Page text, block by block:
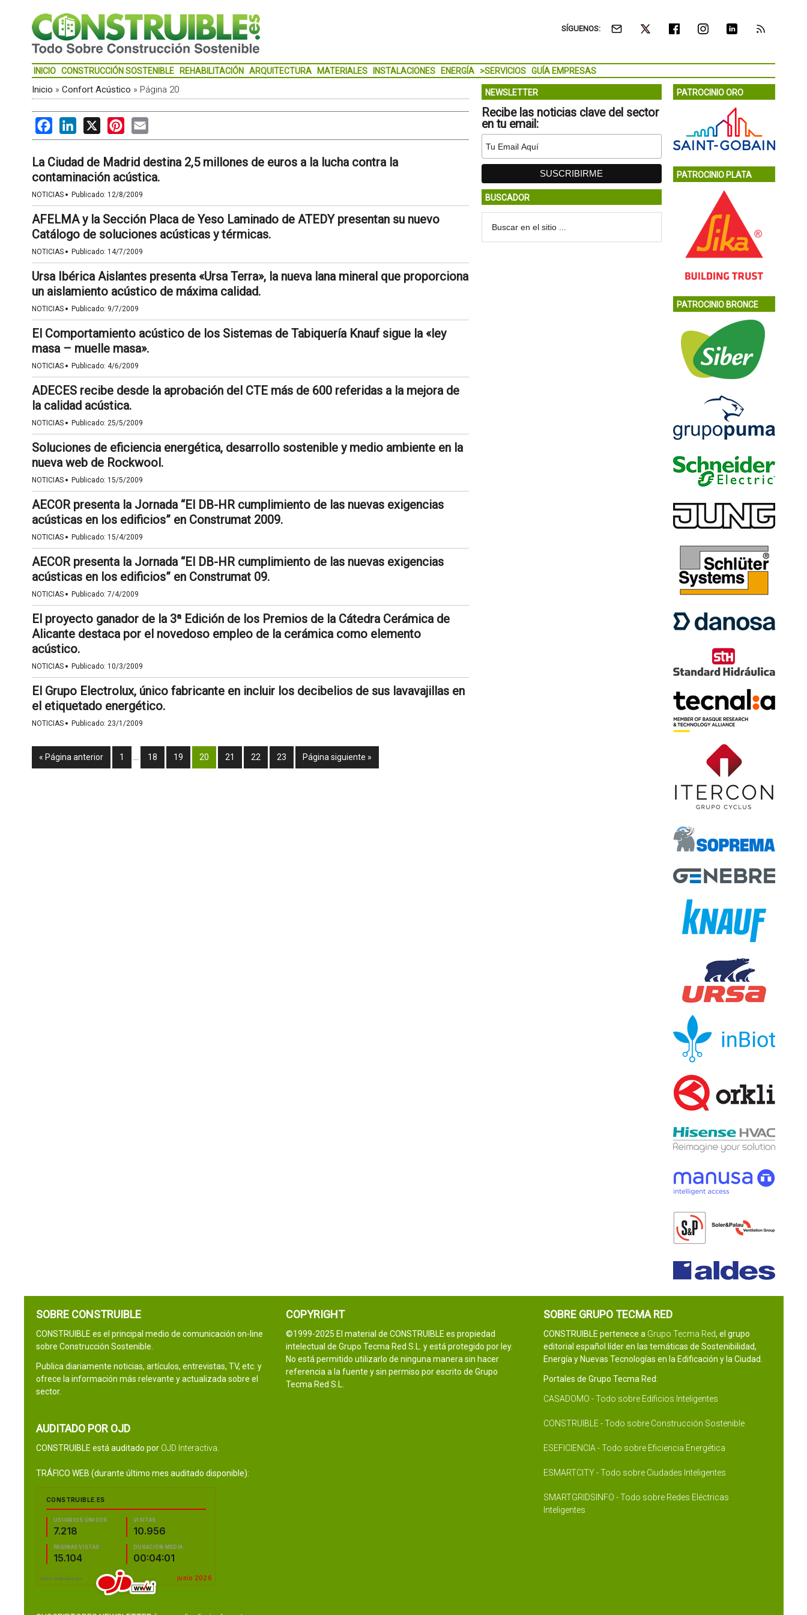
SÍGUENOS:
INICIO CONSTRUCCIÓN SOSTENIBLE REHABILITACIÓN ARQUITECTURA MATERIALES INSTALACIONES ENERGÍA >SERVICIOS GUÍA EMPRESAS
Inicio » Confort Acústico » Página 20
FacebookLinkedIn
X PinterestEmail
La Ciudad de Madrid destina 2,5 millones de euros a la lucha contra la
contaminación acústica.
NOTICIAS · Publicado: 12/8/2009
AFELMA y la Sección Placa de Yeso Laminado de ATEDY presentan su nuevo
Catálogo de soluciones acústicas y térmicas.
NOTICIAS · Publicado: 14/7/2009
Ursa Ibérica Aislantes presenta «Ursa Terra», la nueva lana mineral que proporciona
un aislamiento acústico de máxima calidad.
NOTICIAS · Publicado: 9/7/2009
El Comportamiento acústico de los Sistemas de Tabiquería Knauf sigue la «ley
masa – muelle masa».
NOTICIAS · Publicado: 4/6/2009
ADECES recibe desde la aprobación del CTE más de 600 referidas a la mejora de
la calidad acústica.
NOTICIAS · Publicado: 25/5/2009
Soluciones de eficiencia energética, desarrollo sostenible y medio ambiente en la
nueva web de Rockwool.
NOTICIAS · Publicado: 15/5/2009
AECOR presenta la Jornada “El DB-HR cumplimiento de las nuevas exigencias
acústicas en los edificios” en Construmat 2009.
NOTICIAS · Publicado: 15/4/2009
AECOR presenta la Jornada “El DB-HR cumplimiento de las nuevas exigencias
acústicas en los edificios” en Construmat 09.
NOTICIAS · Publicado: 7/4/2009
El proyecto ganador de la 3ª Edición de los Premios de la Cátedra Cerámica de
Alicante destaca por el novedoso empleo de la cerámica como elemento
acústico.
NOTICIAS · Publicado: 10/3/2009
El Grupo Electrolux, único fabricante en incluir los decibelios de sus lavavajillas en
el etiquetado energético.
NOTICIAS · Publicado: 23/1/2009
« Página anterior 1 18 19 20 21 22 23 Página siguiente »
NEWSLETTER
Recibe las noticias clave del sector
en tu email:
BUSCADOR
PATROCINIO ORO
PATROCINIO PLATA
PATROCINIO BRONCE
SOBRE CONSTRUIBLE
CONSTRUIBLE es el principal medio de comunicación on-line
sobre Construcción Sostenible.
Publica diariamente noticias, artículos, entrevistas, TV, etc. y
ofrece la información más relevante y actualizada sobre el
sector.
AUDITADO POR OJD
CONSTRUIBLE está auditado por OJD Interactiva
TRÁFICO WEB (durante último mes auditado disponible):
COPYRIGHT
©1999-2025 El material de CONSTRUIBLE es propiedad
intelectual de Grupo Tecma Red S.L. y está protegido por ley.
No está permitido utilizarlo de ninguna manera sin hacer
referencia a la fuente y sin permiso por escrito de Grupo
Tecma Red S.L.
SOBRE GRUPO TECMA RED
CONSTRUIBLE pertenece a Grupo Tecma Red, el grupo
editorial español líder en las temáticas de Sostenibilidad,
Energía y Nuevas Tecnologías en la Edificación y la Ciudad.
Portales de Grupo Tecma Red:
CASADOMO - Todo sobre Edificios Inteligentes
CONSTRUIBLE - Todo sobre Construcción Sostenible
ESEFICIENCIA - Todo sobre Eficiencia Energética
ESMARTCITY - Todo sobre Ciudades Inteligentes
SMARTGRIDSINFO - Todo sobre Redes Eléctricas
Inteligentes